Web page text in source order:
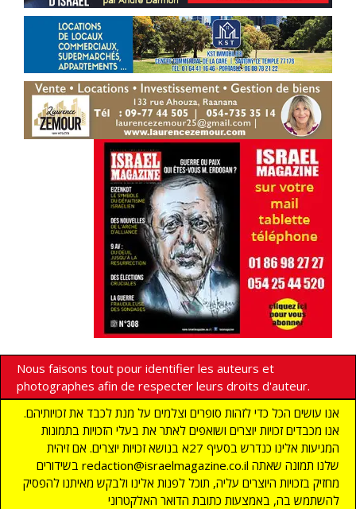
Nous faisons tout pour identifier les auteurs et
photographes afin de respecter leurs droits d'auteur.
אנו עושים הכל כדי לזהות סופרים וצלמים על מנת לכבד את זכויותיהם.
אנו מכבדים זכויות יוצרים ושואפים לאתר את בעלי הזכויות בתמונות
המגיעות אלינו כנדרש בסעיף 27א בנושא זכויות יוצרים. אם זיהית
בשידורים redaction@israelmagazine.co.il שלנו תמונה שאתה
מחזיק בזכויות היוצרים עליה, תוכל לפנות אלינו ולבקש מאיתנו להפסיק
להשתמש בה, באמצעות כתובת הדואר האלקטרוני